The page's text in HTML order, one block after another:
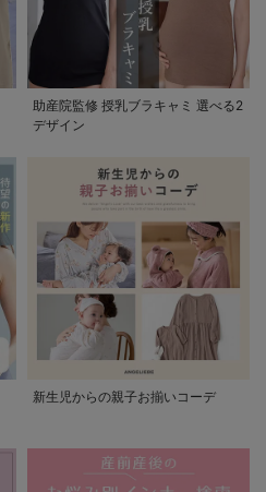
助産院監修 授乳ブラキャミ 選べる2
デザイン
新生児からの親子お揃いコーデ